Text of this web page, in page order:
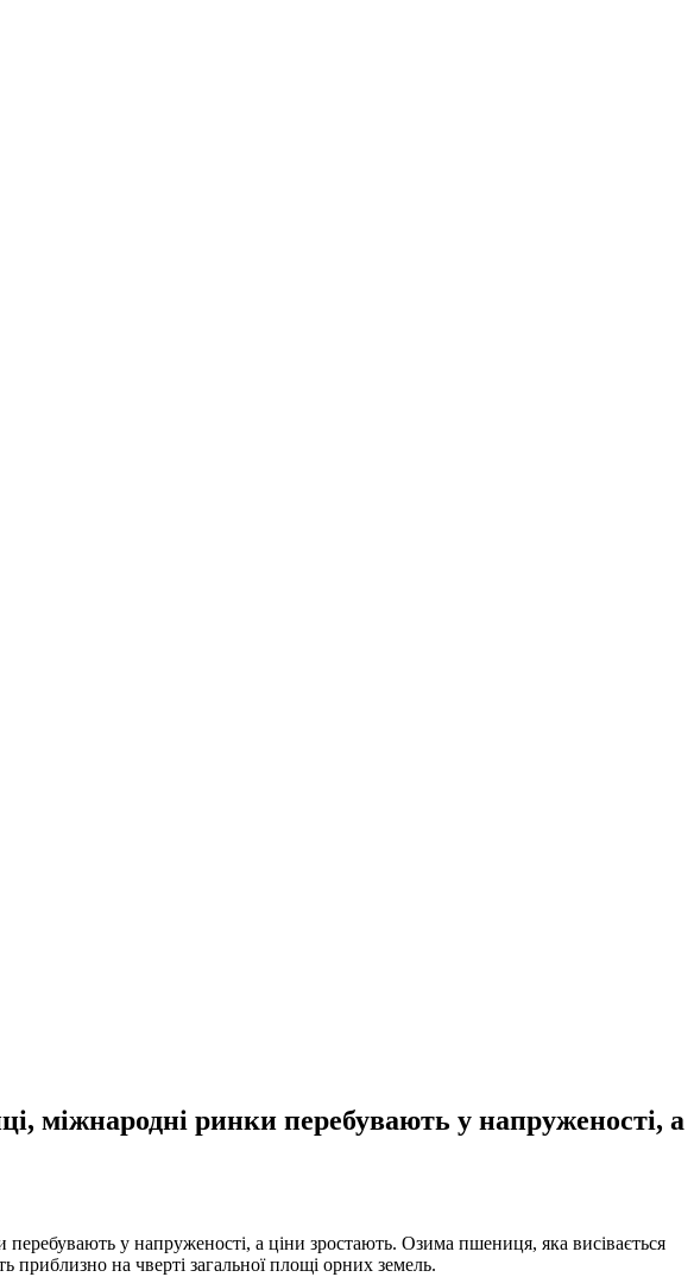
міжнародні ринки перебувають у напруженості, а
у напруженості, а ціни зростають. Озима пшениця, яка висівається
на чверті загальної площі орних земель.